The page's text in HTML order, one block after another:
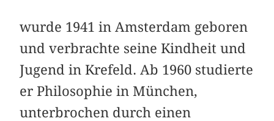
wurde 1941 in Amsterdam geboren
und ver­brachte seine Kindheit und
Jugend in Krefeld. Ab 1960 studierte
er Philosophie in München,
unterbrochen durch einen